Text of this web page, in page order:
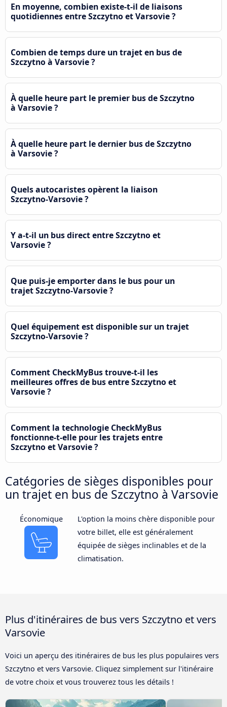
En moyenne, combien existe-t-il de liaisons
quotidiennes entre Szczytno et Varsovie ?
Combien de temps dure un trajet en bus de
Szczytno à Varsovie ?
À quelle heure part le premier bus de Szczytno
à Varsovie ?
À quelle heure part le dernier bus de Szczytno
à Varsovie ?
Quels autocaristes opèrent la liaison
Szczytno-Varsovie ?
Y a-t-il un bus direct entre Szczytno et
Varsovie ?
Que puis-je emporter dans le bus pour un
trajet Szczytno-Varsovie ?
Quel équipement est disponible sur un trajet
Szczytno-Varsovie ?
Comment CheckMyBus trouve-t-il les
meilleures offres de bus entre Szczytno et
Varsovie ?
Comment la technologie CheckMyBus
fonctionne-t-elle pour les trajets entre
Szczytno et Varsovie ?
Catégories de sièges disponibles pour
un trajet en bus de Szczytno à Varsovie
Économique
L'option la moins chère disponible pour
votre billet, elle est généralement
équipée de sièges inclinables et de la
climatisation.
Plus d'itinéraires de bus vers Szczytno et vers
Varsovie
Voici un aperçu des itinéraires de bus les plus populaires vers
Szczytno et vers Varsovie. Cliquez simplement sur l'itinéraire
de votre choix et vous trouverez tous les détails !